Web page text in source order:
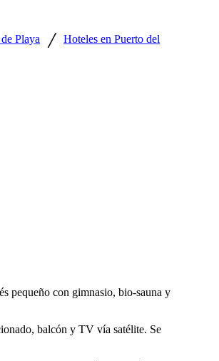
Playa / Hoteles en Puerto del
pequeño con gimnasio, bio-sauna y
balcón y TV vía satélite. Se